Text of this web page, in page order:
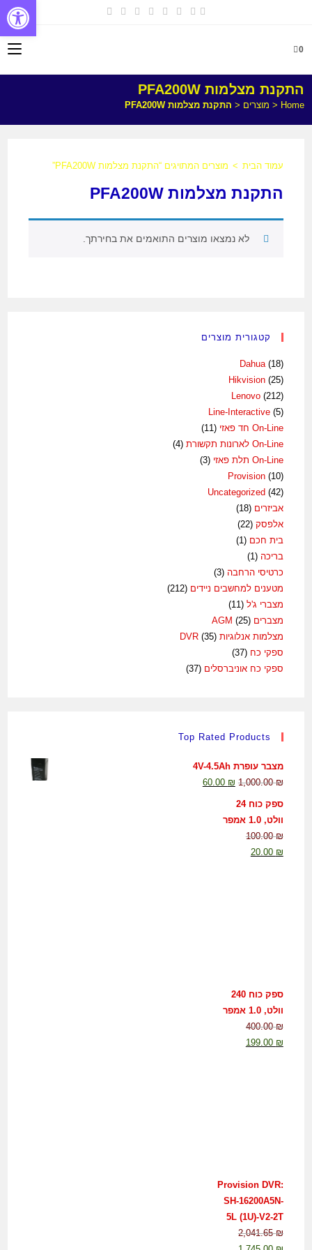
0
התקנת מצלמות PFA200W
Home
< מוצרים < התקנת מצלמות PFA200W
עמוד הבית > מוצרים המתויגים “התקנת מצלמות PFA200W”
התקנת מצלמות PFA200W
לא נמצאו מוצרים התואמים את בחירתך.
קטגורית מוצרים
Dahua (18)
Hikvision (25)
Lenovo (212)
Line-Interactive (5)
On-Line חד פאזי
(11)
On-Line לארונות תקשורת
(4)
On-Line תלת פאזי
(3)
Provision (10)
Uncategorized (42)
אביזרים (18)
אלפסק (22)
בית חכם (1)
בריכה (1)
כרטיסי הרחבה (3)
מטענים למחשבים ניידים (212)
מצברי ג'ל (11)
מצברים AGM(25)
מצלמות אנלוגיות DVR(35)
ספקי כח (37)
ספקי כח אוניברסלים (37)
Top Rated Products
מצבר עופרת 4V-4.5Ah
1,000.00₪
60.00 ₪
ספק כוח 24
וולט, 1.0 אמפר
100.00₪
20.00 ₪
ספק כוח 240
וולט, 1.0 אמפר
400.00₪
199.00 ₪
Provision DVR:
SH-16200A5N-
5L (1U)-V2-2T
2,041.65₪